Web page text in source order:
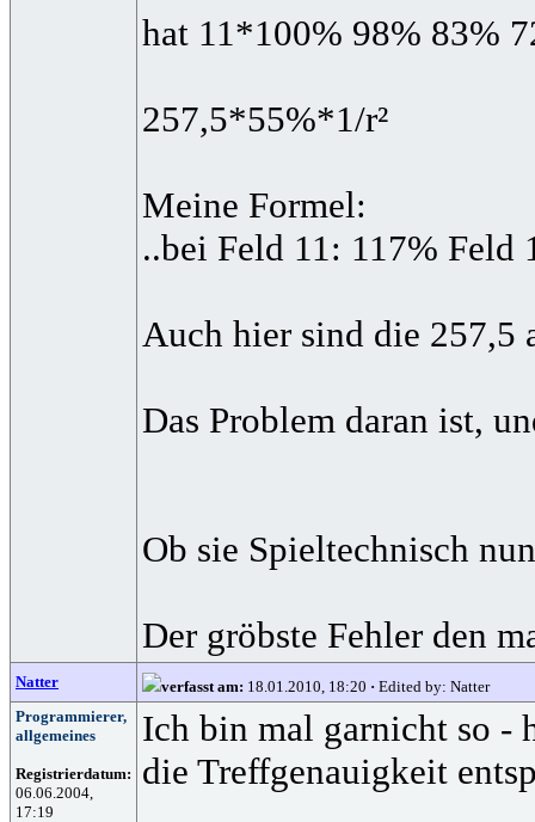
hat 11*100% 98% 83%
257,5*55%*1/r²
Meine Formel:
..bei Feld 11: 117% Feld
Auch hier sind die 257,5
Das Problem daran ist,
Ob sie Spieltechnisch
Der gröbste Fehler den
Natter verfasst am: 18.01.2010, 18:20 · Edited by: Natter
Programmierer,
allgemeines
Registrierdatum:
06.06.2004,
17:19
Ich bin mal garnicht so -
die Treffgenauigkeit